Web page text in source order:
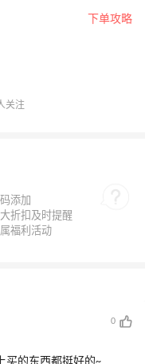
下单攻略
关注
0